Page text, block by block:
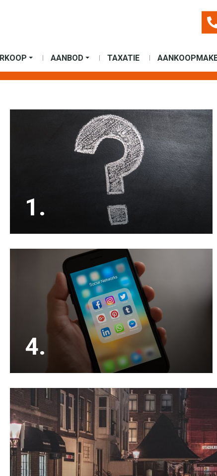
AANBOD TAXATIE
Een appartement verkopen doen de meesten
maar een paar keer in hun leven. Kies voor een
ervaren en enthousiaste NVM verkoopmakelaar.
1.
Buiten het adverteren op Funda en ons eigen
zoekersbestand, adverteren wij jouw woning
ook op social media waardoor het bereik veel
hoger wordt.
4.